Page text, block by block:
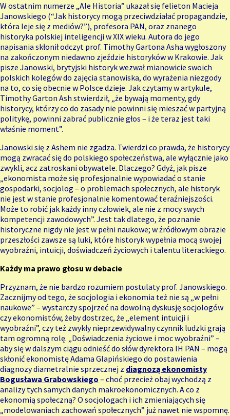
W ostatnim numerze „Ale Historia” ukazał się felieton Macieja
Janowskiego (“Jak historycy mogą przeciwdziałać propagandzie,
która leje się z mediów?”), profesora PAN, oraz znanego
historyka polskiej inteligencji w XIX wieku. Autora do jego
napisania skłonił odczyt prof. Timothy Gartona Asha wygłoszony
na zakończonym niedawno zjeździe historyków w Krakowie. Jak
pisze Janowski, brytyjski historyk wezwał mianowicie swoich
polskich kolegów do zajęcia stanowiska, do wyrażenia niezgody
na to, co się obecnie w Polsce dzieje. Jak czytamy w artykule,
Timothy Garton Ash stwierdził, „że bywają momenty, gdy
historycy, którzy co do zasady nie powinni się mieszać w partyjną
politykę, powinni zabrać publicznie głos – i że teraz jest taki
właśnie moment”.
Janowski się z Ashem nie zgadza. Twierdzi co prawda, że historycy
mogą zwracać się do polskiego społeczeństwa, ale wyłącznie jako
zwykli, acz zatroskani obywatele. Dlaczego? Gdyż, jak pisze
„ekonomista może się profesjonalnie wypowiadać o stanie
gospodarki, socjolog – o problemach społecznych, ale historyk
nie jest w stanie profesjonalnie komentować teraźniejszości.
Może to robić jak każdy inny człowiek, ale nie z mocy swych
kompetencji zawodowych”. Jest tak dlatego, że poznanie
historyczne nigdy nie jest w pełni naukowe; w źródłowym obrazie
przeszłości zawsze są luki, które historyk wypełnia mocą swojej
wyobraźni, intuicji, doświadczeń życiowych i talentu literackiego.
Każdy ma prawo głosu w debacie
Przyznam, że nie bardzo rozumiem postulaty prof. Janowskiego.
Zacznijmy od tego, że socjologia i ekonomia też nie są „w pełni
naukowe” – wystarczy spojrzeć na dowolną dyskusję socjologów
czy ekonomistów, żeby dostrzec, że „element intuicji i
wyobraźni”, czy też zwykły nieprzewidywalny czynnik ludzki grają
tam ogromną rolę. „Doświadczenia życiowe i moc wyobraźni” –
aby się w dalszym ciągu odnieść do słów dyrektora IH PAN – mogą
skłonić ekonomistę Adama Glapińskiego do postawienia
diagnozy diametralnie sprzecznej z diagnozą ekonomisty
Bogusława Grabowskiego – choć przecież obaj wychodzą z
analizy tych samych danych makroekonomicznych. A co z
ekonomią społeczną? O socjologach i ich zmieniających się
„modelowaniach zachowań społecznych” już nawet nie wspomnę.